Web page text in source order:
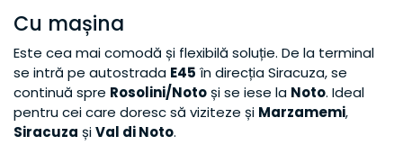
Cu mașina
Este cea mai comodă și flexibilă soluție. De la terminal
se intră pe autostrada E45 în direcția Siracuza, se
continuă spre Rosolini/Notoși se iese la Noto. Ideal
pentru cei care doresc să viziteze și Marzamemi,
Siracuza șiVal di Noto.